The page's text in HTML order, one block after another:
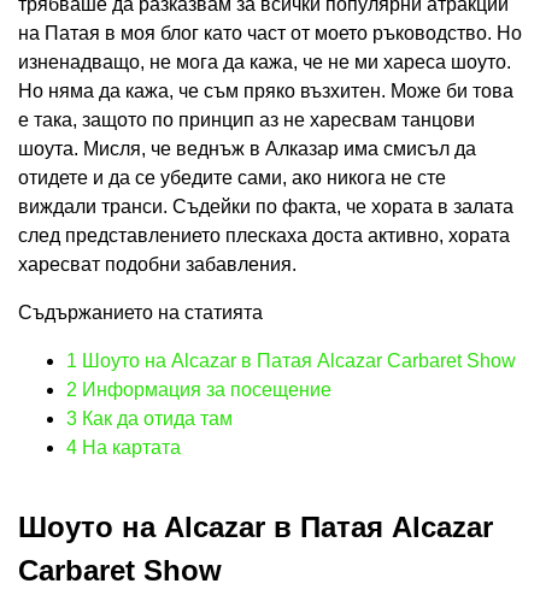
трябваше да разказвам за всички популярни атракции
на Патая в моя блог като част от моето ръководство. Но
изненадващо, не мога да кажа, че не ми хареса шоуто.
Но няма да кажа, че съм пряко възхитен. Може би това
е така, защото по принцип аз не харесвам танцови
шоута. Мисля, че веднъж в Алказар има смисъл да
отидете и да се убедите сами, ако никога не сте
виждали транси. Съдейки по факта, че хората в залата
след представлението плескаха доста активно, хората
харесват подобни забавления.
Съдържанието на статията
1 Шоуто на Alcazar в Патая Alcazar Carbaret Show
2 Информация за посещение
3 Как да отида там
4 На картата
Шоуто на Alcazar в Патая Alcazar
Carbaret Show